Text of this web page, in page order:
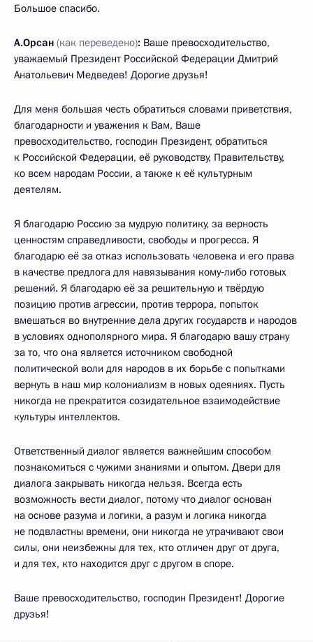
Большое спасибо.
А.Орсан (как переведено): Ваше превосходительство,
уважаемый Президент Российской Федерации Дмитрий
Анатольевич Медведев! Дорогие друзья!
Для меня большая честь обратиться словами приветствия,
благодарности и уважения к Вам, Ваше
превосходительство, господин Президент, обратиться
к Российской Федерации, её руководству, Правительству,
ко всем народам России, а также к её культурным
деятелям.
Я благодарю Россию за мудрую политику, за верность
ценностям справедливости, свободы и прогресса. Я
благодарю её за отказ использовать человека и его права
в качестве предлога для навязывания кому‑либо готовых
решений. Я благодарю её за решительную и твёрдую
позицию против агрессии, против террора, попыток
вмешаться во внутренние дела других государств и народов
в условиях однополярного мира. Я благодарю вашу страну
за то, что она является источником свободной
политической воли для народов в их борьбе с попытками
вернуть в наш мир колониализм в новых одеяниях. Пусть
никогда не прекратится созидательное взаимодействие
культуры интеллектов.
Ответственный диалог является важнейшим способом
познакомиться с чужими знаниями и опытом. Двери для
диалога закрывать никогда нельзя. Всегда есть
возможность вести диалог, потому что диалог основан
на основе разума и логики, а разум и логика никогда
не подвластны времени, они никогда не утрачивают свои
силы, они неизбежны для тех, кто отличен друг от друга,
и для тех, кто находится друг с другом в споре.
Ваше превосходительство, господин Президент! Дорогие
друзья!